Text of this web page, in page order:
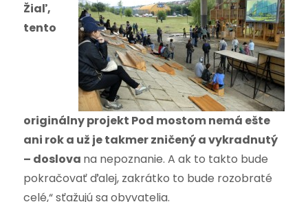
Žiaľ,
tento
originálny projekt Pod mostom nemá ešte
ani rok a už je takmer zničený a vykradnutý
– doslova na nepoznanie. A ak to takto bude
pokračovať ďalej, zakrátko to bude rozobraté
celé,“ sťažujú sa obyvatelia.